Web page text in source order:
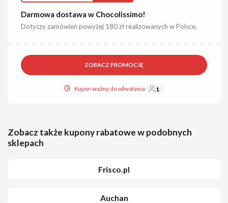
Darmowa dostawa w Chocolissimo!
Dotyczy zamówień powyżej 180 zł realizowanych w Polsce.
ZOBACZ PROMOCJĘ
Kupon ważny do odwołania 1
Zobacz także kupony rabatowe w podobnych
sklepach
Frisco.pl
Auchan